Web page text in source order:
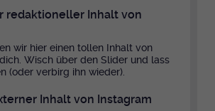
redaktioneller Inhalt von
wir hier einen tollen Inhalt von
Wisch über den Slider und lass
(oder verbirg ihn wieder).
Inhalt von Instagram